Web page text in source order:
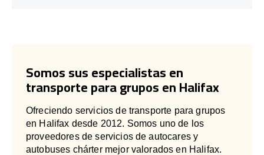
Somos sus especialistas en
transporte para grupos en Halifax
Ofreciendo servicios de transporte para grupos
en Halifax desde 2012. Somos uno de los
proveedores de servicios de autocares y
autobuses chárter mejor valorados en Halifax.